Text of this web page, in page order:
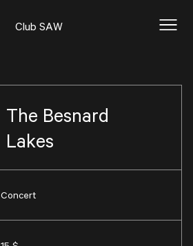
Club SAW
The Besnard
Lakes
Concert